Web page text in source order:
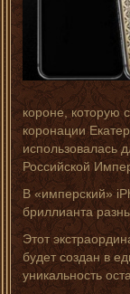
короне, которую
коронации
использовалась
Российской
В «имперский»
бриллианта
Этот
будет создан в
уникальность